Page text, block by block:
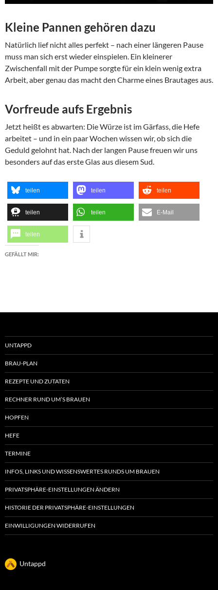
Kleine Pannen gehören dazu
Natürlich lief nicht alles perfekt – nach einer längeren Pause
muss man sich erst wieder einspielen. Ein kleinerer
Zwischenfall mit der Pumpe sorgte für ein klein wenig extra
Arbeit, aber genau das macht den Charme eines Brautages aus.
Vorfreude aufs Ergebnis
Jetzt heißt es abwarten: Die Würze ist im Gärfass, die Hefe
arbeitet – und in ein paar Wochen wissen wir, ob sich die
Geduld gelohnt hat. Nach der langen Pause freuen wir uns
besonders auf das erste Glas aus diesem Sud.
teilen teilen teilen
teilen teilen E-Mail
teilen
GEFÄLLT MIR:
UNTAPPD
BRAU-PLAN
REZEPTE UND ZUTATEN
RECHNER RUND UM’S BRAUEN
HOPFEN
HEFE
TERMINE
INFOS, LINKS UND WISSENSWERTES RUNDS UM BRAUEN
PRIVATSPHÄRE-EINSTELLUNGEN ÄNDERN
HISTORIE DER PRIVATSPHÄRE-EINSTELLUNGEN
EINWILLIGUNGEN WIDERRUFEN
Untappd